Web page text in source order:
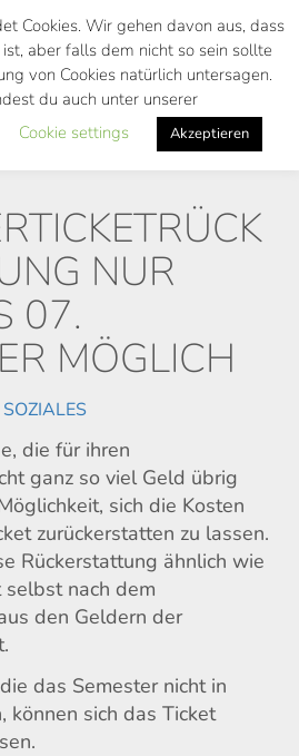
NUR
07.
MÖGLICH
SOZIALES
die für ihren
ganz so viel Geld übrig
sich die Kosten
zurückerstatten zu lassen.
Rückerstattung ähnlich wie
nach dem
den Geldern der
das Semester nicht in
können sich das Ticket
Cookies. Wir gehen davon aus, dass
aber falls dem nicht so sein sollte
von Cookies natürlich untersagen.
du auch unter unserer
Cookie settings Akzeptieren